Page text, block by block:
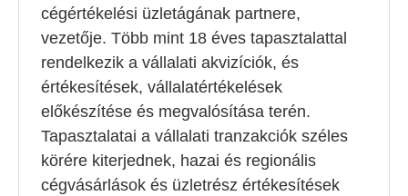
cégértékelési üzletágának partnere,
vezetője. Több mint 18 éves tapasztalattal
rendelkezik a vállalati akvizíciók, és
értékesítések, vállalatértékelések
előkészítése és megvalósítása terén.
Tapasztalatai a vállalati tranzakciók széles
körére kiterjednek, hazai és regionális
cégvásárlások és üzletrész értékesítések